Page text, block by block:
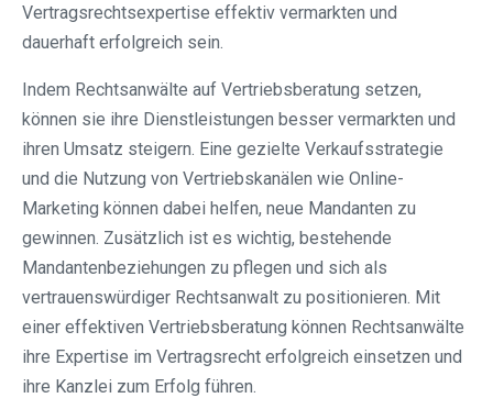
Vertragsrechtsexpertise effektiv vermarkten und
dauerhaft erfolgreich sein.
Indem Rechtsanwälte auf Vertriebsberatung setzen,
können sie ihre Dienstleistungen besser vermarkten und
ihren Umsatz steigern. Eine gezielte Verkaufsstrategie
und die Nutzung von Vertriebskanälen wie Online-
Marketing können dabei helfen, neue Mandanten zu
gewinnen. Zusätzlich ist es wichtig, bestehende
Mandantenbeziehungen zu pflegen und sich als
vertrauenswürdiger Rechtsanwalt zu positionieren. Mit
einer effektiven Vertriebsberatung können Rechtsanwälte
ihre Expertise im Vertragsrecht erfolgreich einsetzen und
ihre Kanzlei zum Erfolg führen.